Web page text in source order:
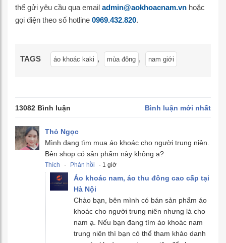
thể gửi yêu cầu qua email admin@aokhoacnam.vn hoặc
gọi điện theo số hotline 0969.432.820.
TAGS áo khoác kaki , mùa đông , nam giới
13082 Bình luận Bình luận mới nhất
Thỏ Ngọc
Mình đang tìm mua áo khoác cho người trung niên.
Bên shop có sản phẩm này không ạ?
Thích · Phản hồi · 1 giờ
Áo khoác nam, áo thu đông cao cấp tại
Hà Nội
Chào bạn, bên mình có bán sản phẩm áo
khoác cho người trung niên nhưng là cho
nam ạ. Nếu bạn đang tìm áo khoác nam
trung niên thì bạn có thể tham khảo danh